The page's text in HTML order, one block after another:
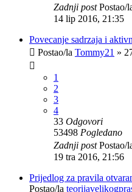
Zadnji postPostao/
14 lip 2016, 21:35
Povecanje sadrzaja i
Postao/la Tommy21 »
1
2
3
4
33 Odgovori
53498 Pogledano
Zadnji postPostao/
19 tra 2016, 21:56
Prijedlog za pravila
Postao/la